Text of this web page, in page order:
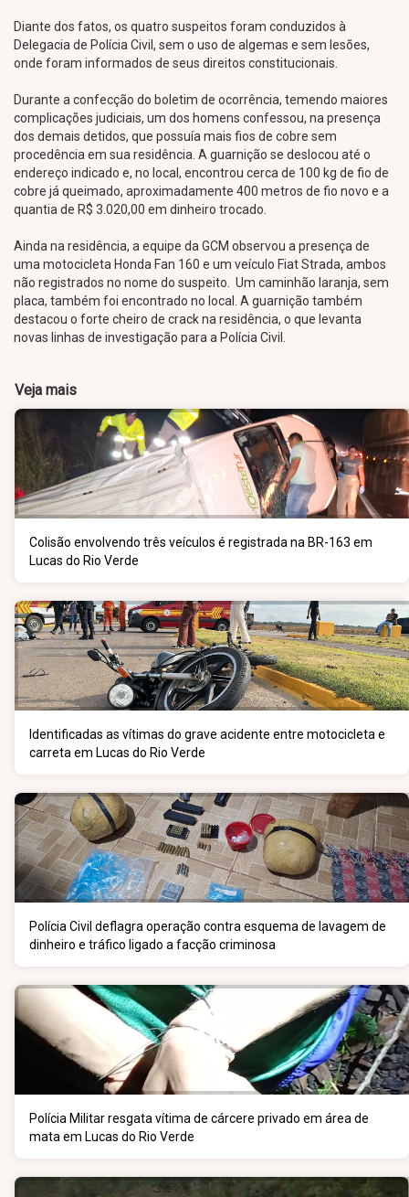
Diante dos fatos, os quatro suspeitos foram conduzidos à
Delegacia de Polícia Civil, sem o uso de algemas e sem lesões,
onde foram informados de seus direitos constitucionais.
Durante a confecção do boletim de ocorrência, temendo maiores
complicações judiciais, um dos homens confessou, na presença
dos demais detidos, que possuía mais fios de cobre sem
procedência em sua residência. A guarnição se deslocou até o
endereço indicado e, no local, encontrou cerca de 100 kg de fio de
cobre já queimado, aproximadamente 400 metros de fio novo e a
quantia de R$ 3.020,00 em dinheiro trocado.
Ainda na residência, a equipe da GCM observou a presença de
uma motocicleta Honda Fan 160 e um veículo Fiat Strada, ambos
não registrados no nome do suspeito. Um caminhão laranja, sem
placa, também foi encontrado no local. A guarnição também
destacou o forte cheiro de crack na residência, o que levanta
novas linhas de investigação para a Polícia Civil.
Veja mais
Colisão envolvendo três veículos é registrada na BR-163 em
Lucas do Rio Verde
Identificadas as vítimas do grave acidente entre motocicleta e
carreta em Lucas do Rio Verde
Polícia Civil deflagra operação contra esquema de lavagem de
dinheiro e tráfico ligado a facção criminosa
Polícia Militar resgata vítima de cárcere privado em área de
mata em Lucas do Rio Verde